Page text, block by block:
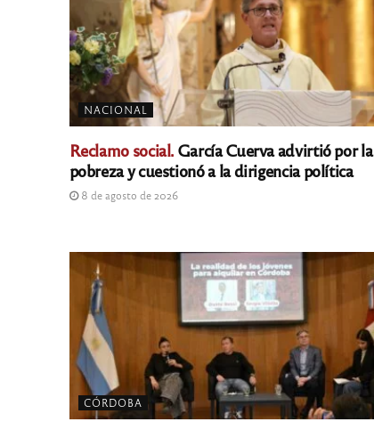
NACIONAL
Reclamo social. García Cuerva advirtió por la
pobreza y cuestionó a la dirigencia política
8 de agosto de 2026
CÓRDOBA